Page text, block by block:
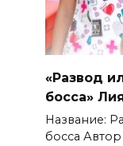
«Развод
босса»
Название:
босса Автор